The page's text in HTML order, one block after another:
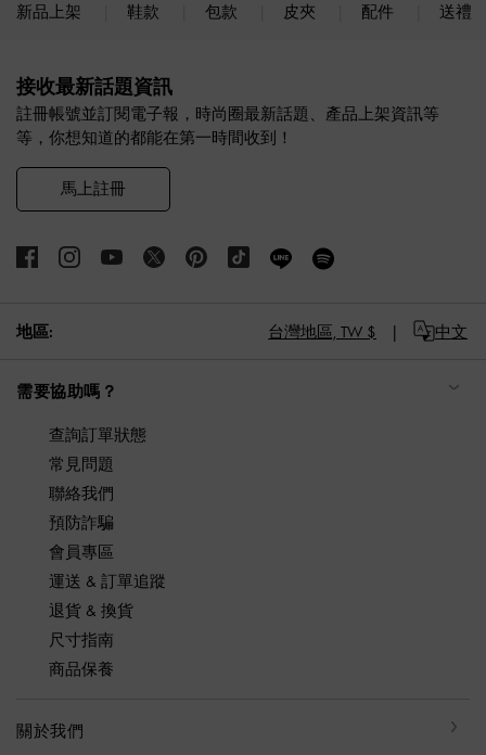
新品上架 鞋款 包款 皮夾 配件 送禮
接收最新話題資訊
註冊帳號並訂閱電子報，時尚圈最新話題、產品上架資訊等
等，你想知道的都能在第一時間收到！
馬上註冊
地區: 台灣地區, TW $ 中文
需要協助嗎？
查詢訂單狀態
常見問題
聯絡我們
預防詐騙
會員專區
運送 & 訂單追蹤
退貨 & 換貨
尺寸指南
商品保養
關於我們